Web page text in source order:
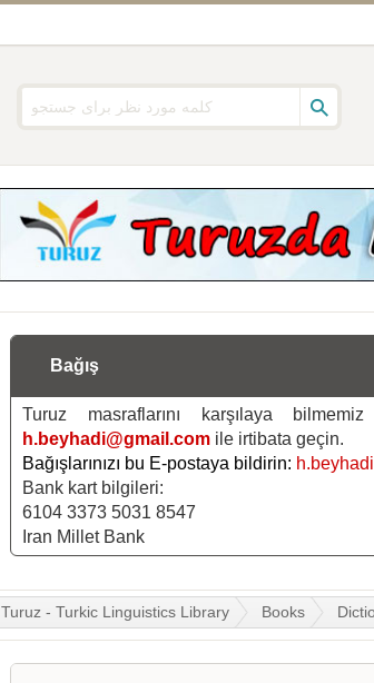
Bağış
Turuz masraflarını karşılaya
h.beyhadi@gmail.com ile irtibata geçin.
Bağışlarınızı bu E-postaya bildirin:
Bank kart bilgileri:
6104 3373 5031 8547
Iran Millet Bank
Turuz - Turkic Linguistics Library Books